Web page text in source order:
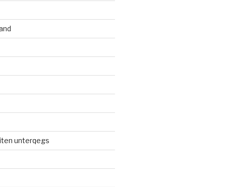
unterqegs